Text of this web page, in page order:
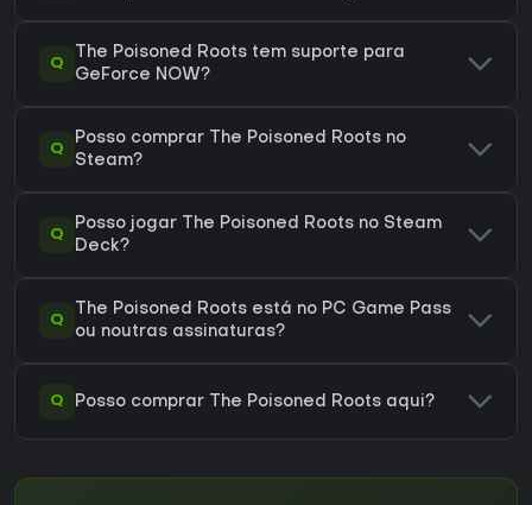
Q
The Poisoned Roots tem suporte para
GeForce NOW?
Q
Posso comprar The Poisoned Roots no
Steam?
Q
Posso jogar The Poisoned Roots no Steam
Deck?
Q
The Poisoned Roots está no PC Game Pass
ou noutras assinaturas?
Q Posso comprar The Poisoned Roots aqui?